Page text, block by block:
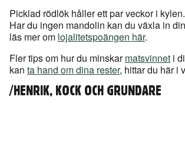
Picklad rödlök håller ett par veckor i kylen.
Har du ingen mandolin kan du växla in
läs mer om lojalitetspoängen här.
Fler tips om hur du minskarmatsvinnet i
kan ta hand om dina rester, hittar du här i
/HENRIK, KOCK OCH GRUNDARE